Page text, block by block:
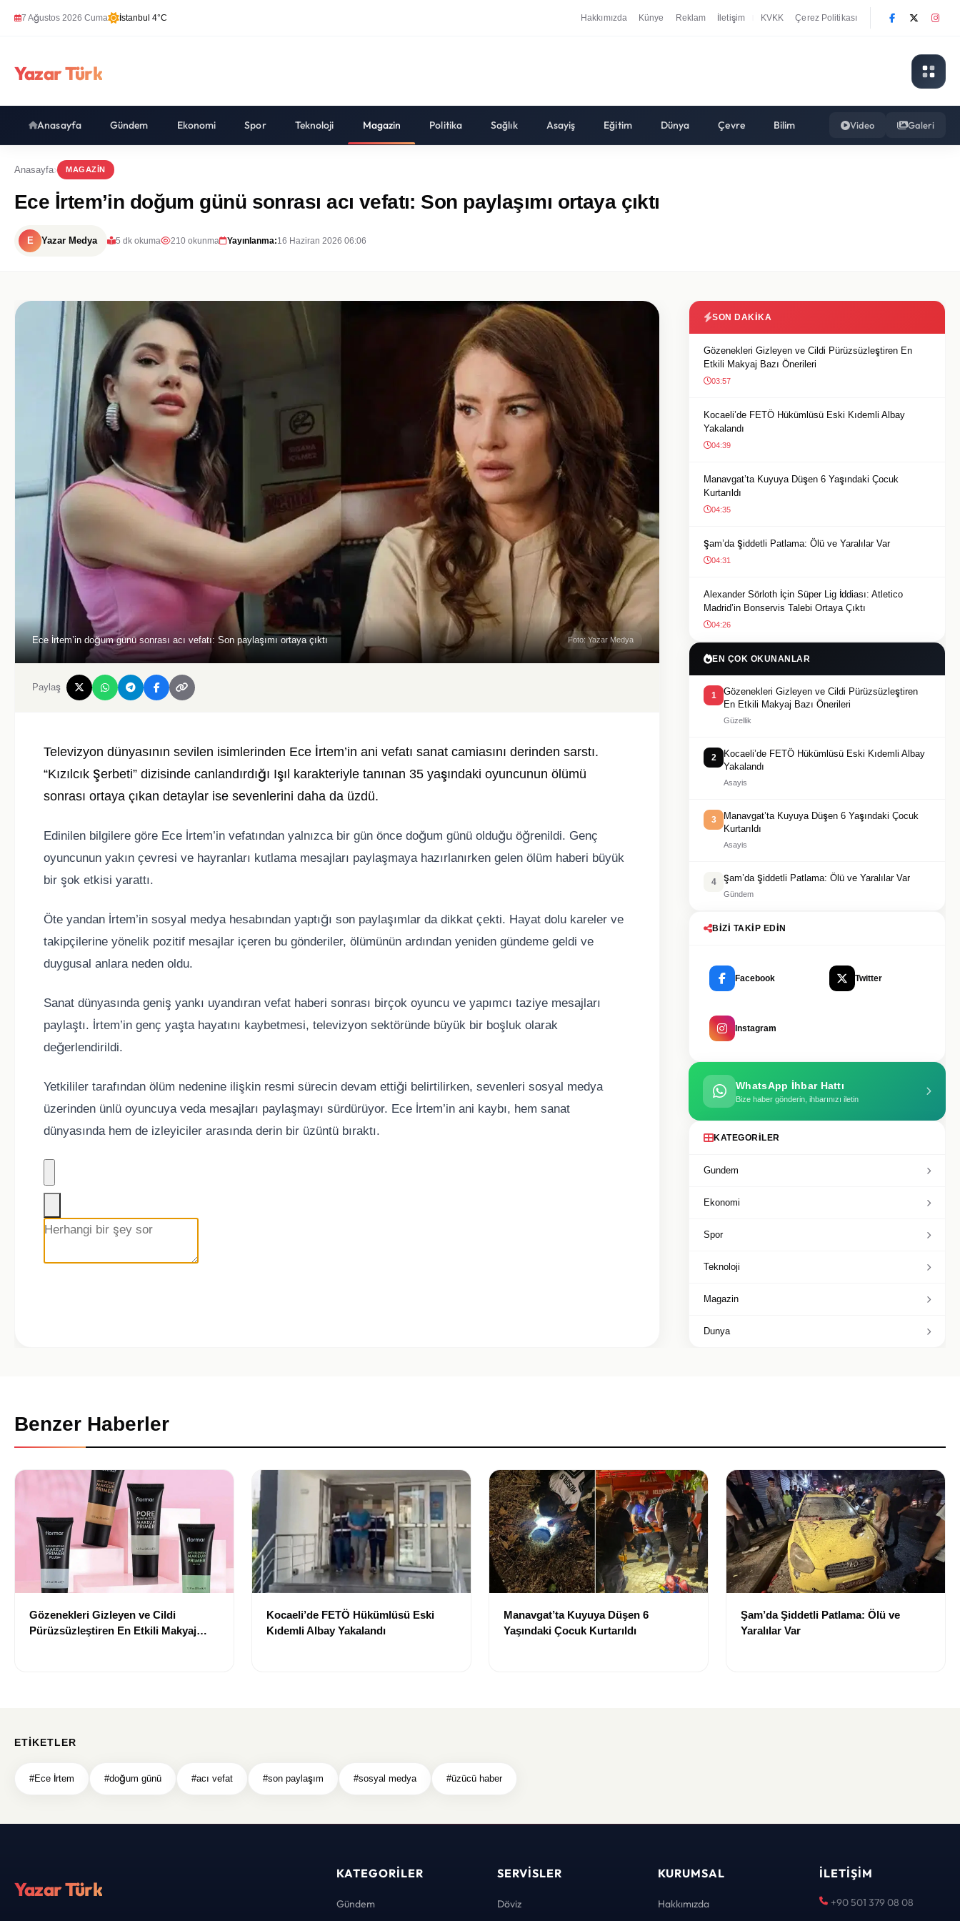
7 Ağustos 2026 Cuma İstanbul 4°C Hakkımızda Künye Reklam İletişim KVKK Çerez Politikası
Yazar Türk
Anasayfa Gündem Ekonomi Spor Teknoloji Magazin Politika Sağlık Asayiş Eğitim Dünya Çevre Bilim Video Galeri
Anasayfa MAGAZIN
Ece İrtem’in doğum günü sonrası acı vefatı: Son paylaşımı ortaya çıktı
E Yazar Medya 5 dk okuma 210 okunma Yayınlanma:16 Haziran 2026 06:06
Ece İrtem’in doğum günü sonrası acı vefatı: Son paylaşımı ortaya çıktı Foto: Yazar Medya
Paylaş
Televizyon dünyasının sevilen isimlerinden Ece İrtem’in ani vefatı sanat camiasını derinden sarstı.
“Kızılcık Şerbeti” dizisinde canlandırdığı Işıl karakteriyle tanınan 35 yaşındaki oyuncunun ölümü
sonrası ortaya çıkan detaylar ise sevenlerini daha da üzdü.
Edinilen bilgilere göre Ece İrtem’in vefatından yalnızca bir gün önce doğum günü olduğu öğrenildi. Genç
oyuncunun yakın çevresi ve hayranları kutlama mesajları paylaşmaya hazırlanırken gelen ölüm haberi büyük
bir şok etkisi yarattı.
Öte yandan İrtem’in sosyal medya hesabından yaptığı son paylaşımlar da dikkat çekti. Hayat dolu kareler ve
takipçilerine yönelik pozitif mesajlar içeren bu gönderiler, ölümünün ardından yeniden gündeme geldi ve
duygusal anlara neden oldu.
Sanat dünyasında geniş yankı uyandıran vefat haberi sonrası birçok oyuncu ve yapımcı taziye mesajları
paylaştı. İrtem’in genç yaşta hayatını kaybetmesi, televizyon sektöründe büyük bir boşluk olarak
değerlendirildi.
Yetkililer tarafından ölüm nedenine ilişkin resmi sürecin devam ettiği belirtilirken, sevenleri sosyal medya
üzerinden ünlü oyuncuya veda mesajları paylaşmayı sürdürüyor. Ece İrtem’in ani kaybı, hem sanat
dünyasında hem de izleyiciler arasında derin bir üzüntü bıraktı.
SON DAKIKA
Gözenekleri Gizleyen ve Cildi Pürüzsüzleştiren En
Etkili Makyaj Bazı Önerileri
03:57
Kocaeli’de FETÖ Hükümlüsü Eski Kıdemli Albay
Yakalandı
04:39
Manavgat’ta Kuyuya Düşen 6 Yaşındaki Çocuk
Kurtarıldı
04:35
Şam’da Şiddetli Patlama: Ölü ve Yaralılar Var
04:31
Alexander Sörloth İçin Süper Lig İddiası: Atletico
Madrid’in Bonservis Talebi Ortaya Çıktı
04:26
EN ÇOK OKUNANLAR
1
Gözenekleri Gizleyen ve Cildi Pürüzsüzleştiren
En Etkili Makyaj Bazı Önerileri
Güzellik
2
Kocaeli’de FETÖ Hükümlüsü Eski Kıdemli Albay
Yakalandı
Asayis
3
Manavgat’ta Kuyuya Düşen 6 Yaşındaki Çocuk
Kurtarıldı
Asayis
4 Şam’da Şiddetli Patlama: Ölü ve Yaralılar Var
Gündem
BIZI TAKIP EDIN
Facebook Twitter
Instagram
WhatsApp İhbar Hattı
Bize haber gönderin, ihbarınızı iletin
KATEGORILER
Gundem
Ekonomi
Spor
Teknoloji
Magazin
Dunya
Benzer Haberler
Gözenekleri Gizleyen ve Cildi
Pürüzsüzleştiren En Etkili Makyaj
Kocaeli’de FETÖ Hükümlüsü Eski
Kıdemli Albay Yakalandı
Manavgat’ta Kuyuya Düşen 6
Yaşındaki Çocuk Kurtarıldı
Şam’da Şiddetli Patlama: Ölü ve
Yaralılar Var
ETIKETLER
#Ece İrtem #doğum günü #acı vefat #son paylaşım #sosyal medya #üzücü haber
Yazar Türk
KATEGORILER
Gündem
SERVISLER
Döviz
KURUMSAL
Hakkımızda
İLETIŞIM
+90 501 379 08 08